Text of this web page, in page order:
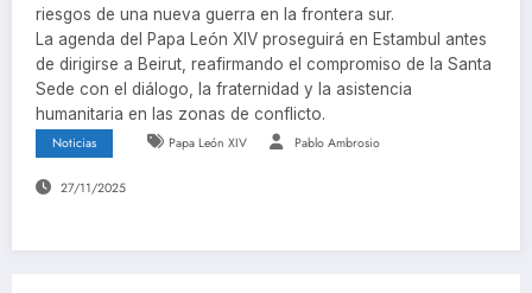
riesgos de una nueva guerra en la frontera sur.
La agenda del Papa León XIV proseguirá en Estambul antes
de dirigirse a Beirut, reafirmando el compromiso de la Santa
Sede con el diálogo, la fraternidad y la asistencia
humanitaria en las zonas de conflicto.
Noticias Papa León XIV Pablo Ambrosio
27/11/2025